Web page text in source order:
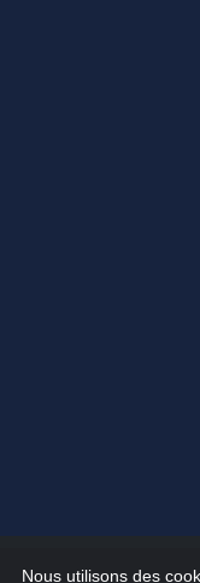
Nous utilisons des